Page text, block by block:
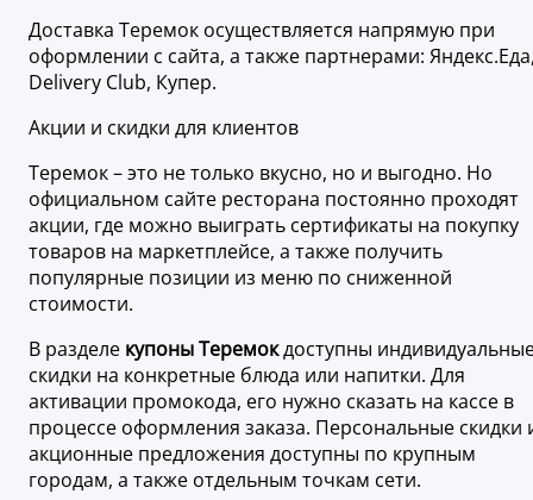
Доставка Теремок осуществляется напрямую при
оформлении с сайта, а также партнерами:
Delivery Club, Купер.
Акции и скидки для клиентов
Теремок – это не только вкусно, но и выгодно. Но
официальном сайте ресторана постоянно проходят
акции, где можно выиграть сертификаты на покупку
товаров на маркетплейсе, а также получить
популярные позиции из меню по сниженной
стоимости.
В разделе купоны Теремокдоступны
скидки на конкретные блюда или напитки. Для
активации промокода, его нужно сказать на кассе в
процессе оформления заказа. Персональные скидки
акционные предложения доступны по крупным
городам, а также отдельным точкам сети.